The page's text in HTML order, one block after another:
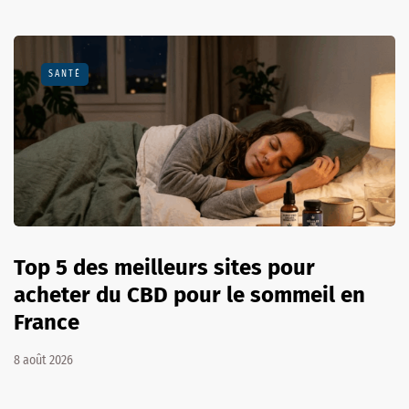
SANTÉ
Top 5 des meilleurs sites pour
acheter du CBD pour le sommeil en
France
8 août 2026